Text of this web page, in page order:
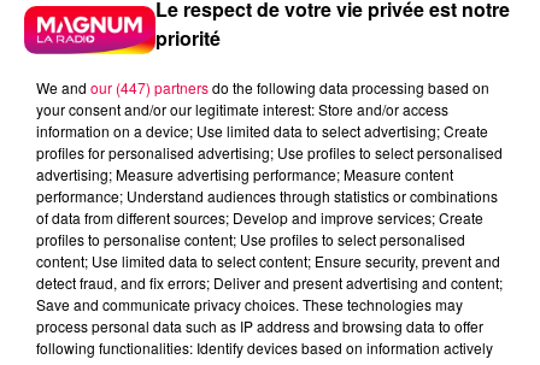
Flash infos
Le respect de votre vie privée est notre
priorité
We and our (447) partnersdo the following data processing based on
your consent and/or our legitimate interest: Store and/or access
information on a device; Use limited data to select advertising; Create
profiles for personalised advertising; Use profiles to select personalised
advertising; Measure advertising performance; Measure content
performance; Understand audiences through statistics or combinations
of data from different sources; Develop and improve services; Create
profiles to personalise content; Use profiles to select personalised
content; Use limited data to select content; Ensure security, prevent and
detect fraud, and fix errors; Deliver and present advertising and content;
Save and communicate privacy choices. These technologies may
process personal data such as IP address and browsing data to offer
following functionalities: Identify devices based on information actively